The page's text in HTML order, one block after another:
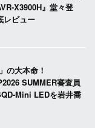
X3900H』堂々登
レビュー
の大本命！
SUMMER審査員
Mini LEDを岩井喬